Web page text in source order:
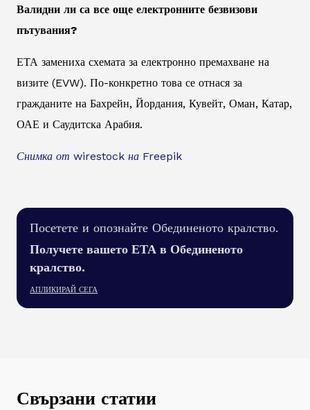
Валидни ли са все още електронните безвизови
пътувания?
ЕТА замениха схемата за електронно премахване на
визите (EVW). По-конкретно това се отнася за
гражданите на Бахрейн, Йордания, Кувейт, Оман, Катар,
ОАЕ и Саудитска Арабия.
Снимка от wirestock на Freepik
Посетете и опознайте Обединеното кралство.
Получете вашето ЕТА в Обединеното
кралство.
АПЛИКИРАЙ СЕГА
Свързани статии